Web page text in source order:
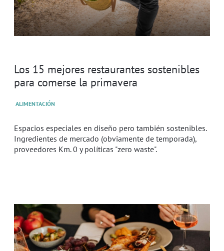
Los 15 mejores restaurantes sostenibles
para comerse la primavera
ALIMENTACIÓN
Espacios especiales en diseño pero también sostenibles.
Ingredientes de mercado (obviamente de temporada),
proveedores Km. 0 y políticas "zero waste".